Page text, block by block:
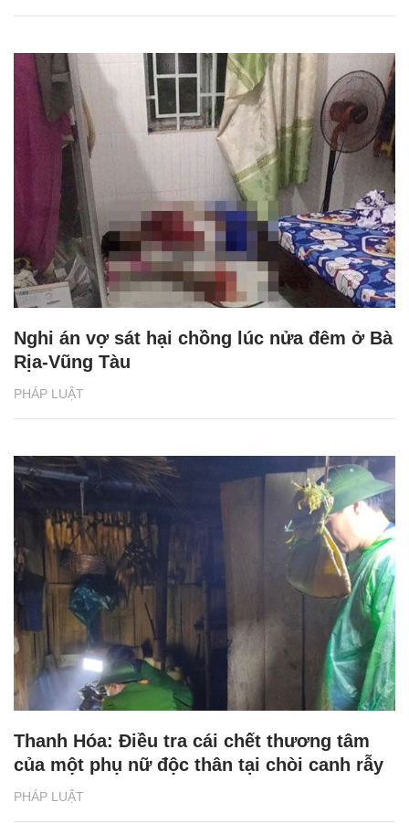
PHÁP LUẬT
Nghi án vợ sát hại chồng lúc nửa đêm ở Bà
Rịa-Vũng Tàu
PHÁP LUẬT
Thanh Hóa: Điều tra cái chết thương tâm
của một phụ nữ độc thân tại chòi canh rẫy